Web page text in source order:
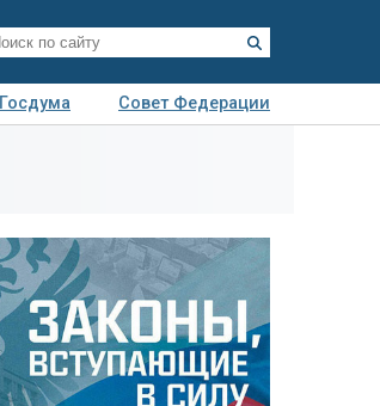
Госдума
Совет Федерации